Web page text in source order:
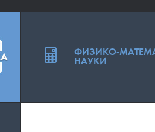
ФИЗИКО-
НАУКИ